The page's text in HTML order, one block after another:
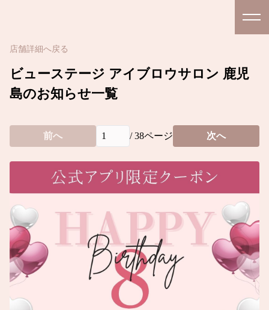
店舗詳細へ戻る
ビューステージ アイブロウサロン 鹿児
島のお知らせ一覧
前へ /38ページ 次へ